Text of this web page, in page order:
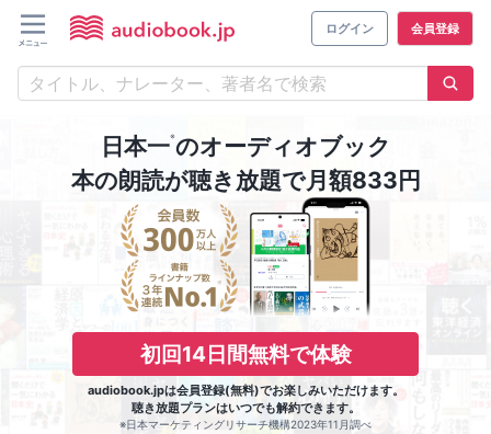
ログイン 会員登録
日本一※のオーディオブック
本の朗読が聴き放題で月額833円
初回14日間無料で体験
audiobook.jpは会員登録(無料)でお楽しみいただけます。
聴き放題プランはいつでも解約できます。
※日本マーケティングリサーチ機構2023年11月調べ